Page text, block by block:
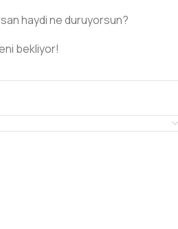
haydi ne duruyorsun?
bekliyor!